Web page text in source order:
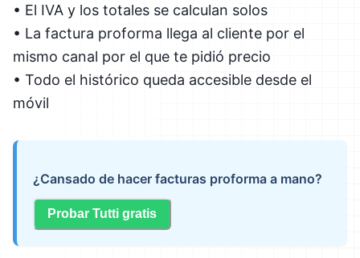
• El IVA y los totales se calculan solos
• La factura proforma llega al cliente por el
mismo canal por el que te pidió precio
• Todo el histórico queda accesible desde el
móvil
¿Cansado de hacer facturas proforma a mano?
Probar Tutti gratis